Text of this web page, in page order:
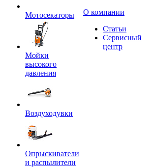
Мотосекаторы
Мойки
высокого
давления
Воздуходувки
Опрыскиватели
и распылители
O компании
Статьи
Сервисный
центр